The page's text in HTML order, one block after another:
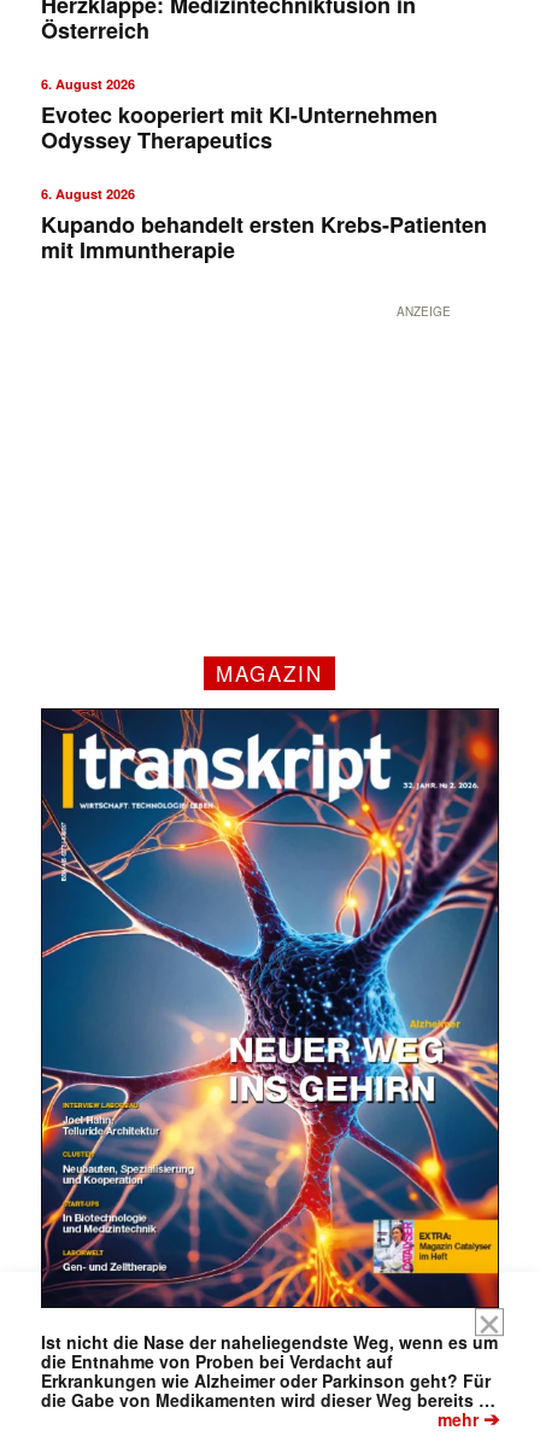
Mit dem |transkript-Newsletter
jede Woche aktuell informiert.
E-
Mail
(erforderlich)
Österreich
6. August 2026
Evotec kooperiert mit KI-Unternehmen
Odyssey Therapeutics
6. August 2026
Kupando behandelt ersten Krebs-Patienten
mit Immuntherapie
ANZEIGE
MAGAZIN
Ist nicht die Nase der naheliegendste Weg, wenn es um
die Entnahme von Proben bei Verdacht auf
Erkrankungen wie Alzheimer oder Parkinson geht? Für
die Gabe von Medikamenten wird dieser Weg bereits …
mehr➔